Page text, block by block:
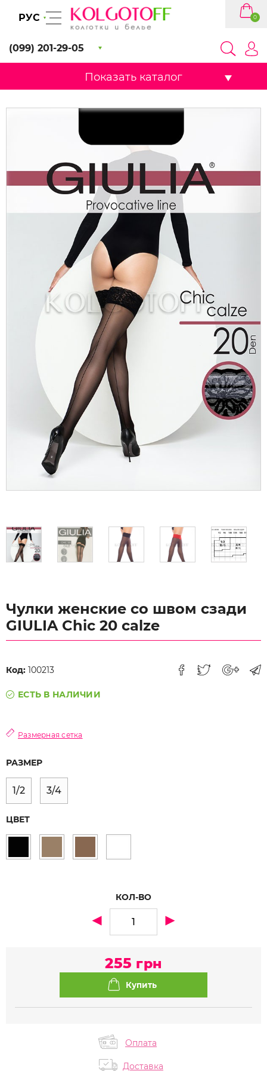
РУС
(099) 201-29-05
0
Показать каталог
Чулки женские со швом сзади
GIULIA Chic 20 calze
Код: 100213
ЕСТЬ В НАЛИЧИИ
Размерная сетка
РАЗМЕР
1/2 3/4
ЦВЕТ
КОЛ-ВО
255 грн
Оплата
Доставка